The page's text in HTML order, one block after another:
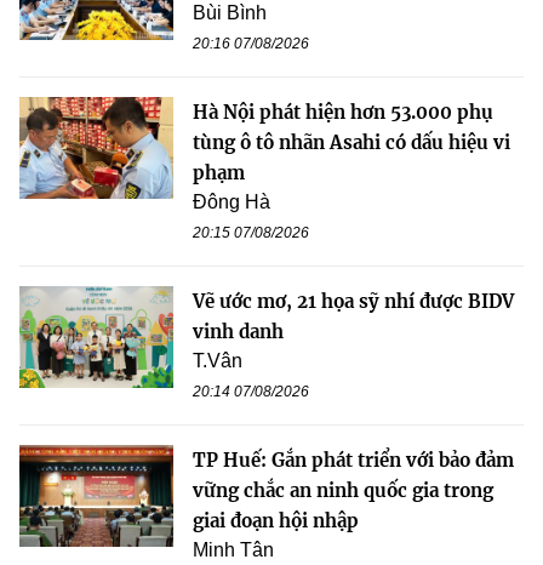
Bùi Bình
20:16 07/08/2026
Hà Nội phát hiện hơn 53.000 phụ
tùng ô tô nhãn Asahi có dấu hiệu vi
phạm
Đông Hà
20:15 07/08/2026
Vẽ ước mơ, 21 họa sỹ nhí được BIDV
vinh danh
T.Vân
20:14 07/08/2026
TP Huế: Gắn phát triển với bảo đảm
vững chắc an ninh quốc gia trong
giai đoạn hội nhập
Minh Tân